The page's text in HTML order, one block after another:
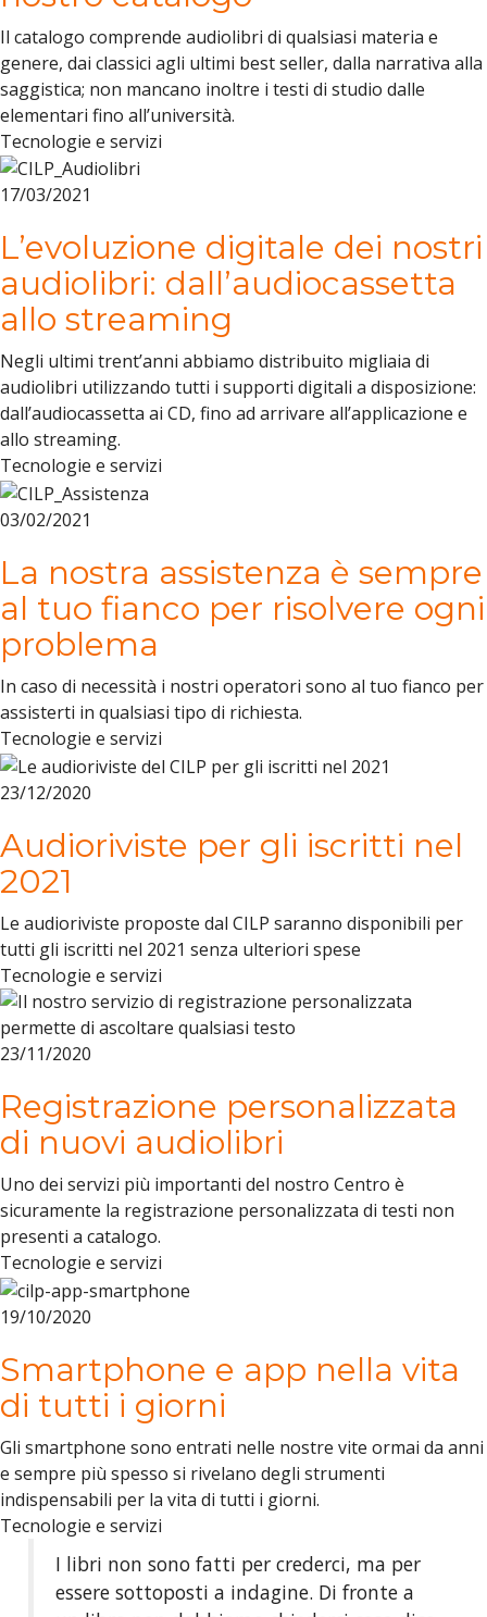
Il catalogo comprende audiolibri di qualsiasi materia e
genere, dai classici agli ultimi best seller, dalla narrativa alla
saggistica; non mancano inoltre i testi di studio dalle
elementari fino all’università.
Tecnologie e servizi
17/03/2021
L’evoluzione digitale dei nostri
audiolibri: dall’audiocassetta
allo streaming
Negli ultimi trent’anni abbiamo distribuito migliaia di
audiolibri utilizzando tutti i supporti digitali a disposizione:
dall’audiocassetta ai CD, fino ad arrivare all’applicazione e
allo streaming.
Tecnologie e servizi
03/02/2021
La nostra assistenza è sempre
al tuo fianco per risolvere ogni
problema
In caso di necessità i nostri operatori sono al tuo fianco per
assisterti in qualsiasi tipo di richiesta.
Tecnologie e servizi
23/12/2020
Audioriviste per gli iscritti nel
2021
Le audioriviste proposte dal CILP saranno disponibili per
tutti gli iscritti nel 2021 senza ulteriori spese
Tecnologie e servizi
23/11/2020
Registrazione personalizzata
di nuovi audiolibri
Uno dei servizi più importanti del nostro Centro è
sicuramente la registrazione personalizzata di testi non
presenti a catalogo.
Tecnologie e servizi
19/10/2020
Smartphone e app nella vita
di tutti i giorni
Gli smartphone sono entrati nelle nostre vite ormai da anni
e sempre più spesso si rivelano degli strumenti
indispensabili per la vita di tutti i giorni.
Tecnologie e servizi
I libri non sono fatti per crederci, ma per
essere sottoposti a indagine. Di fronte a